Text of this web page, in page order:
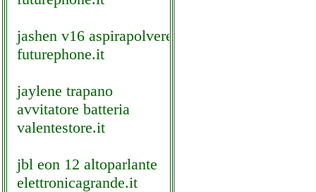
jashen v16 aspirapolvere
futurephone.it
jaylene trapano
avvitatore batteria
valentestore.it
jbl eon 12 altoparlante
elettronicagrande.it